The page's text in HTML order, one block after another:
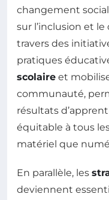
changement
sur l’inclusion et
travers des
pratiques
scolaire et
communauté,
résultats
équitable à tous
matériel que
En parallèle, les
deviennent